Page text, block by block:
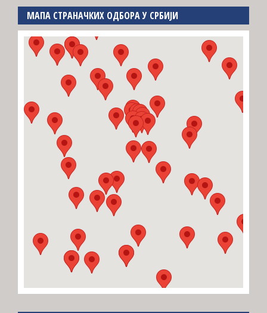
МАПА СТРАНАЧКИХ ОДБОРА У СРБИЈИ